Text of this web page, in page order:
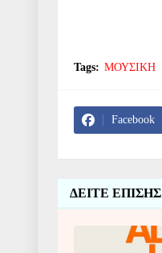
Tags: ΜΟΥΣΙΚΗ
Facebook
ΔΕΙΤΕ ΕΠΙΣΗΣ